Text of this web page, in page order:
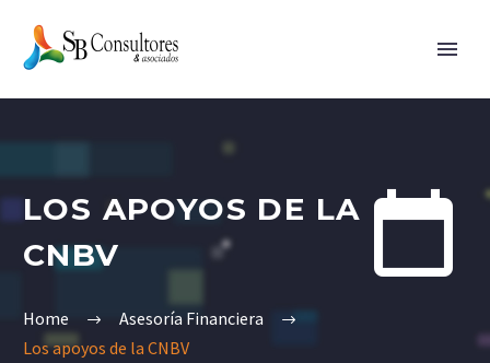


LOS APOYOS DE LA
CNBV
Home
Asesoría Financiera
Los apoyos de la CNBV